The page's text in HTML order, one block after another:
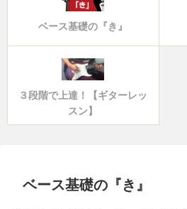
ベース基礎の『き』
３段階で上達！【ギターレッ
スン】
ベース基礎の『き』